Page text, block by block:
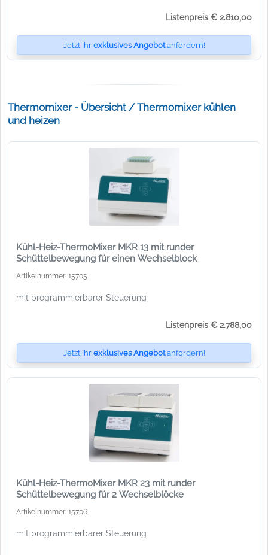
Listenpreis € 2.810,00
Jetzt Ihr exklusives Angebotanfordern!
Thermomixer - Übersicht / Thermomixer kühlen
und heizen
Kühl-Heiz-ThermoMixer MKR 13 mit runder
Schüttelbewegung für einen Wechselblock
Artikelnummer: 15705
mit programmierbarer Steuerung
Listenpreis € 2.788,00
Jetzt Ihr exklusives Angebotanfordern!
Kühl-Heiz-ThermoMixer MKR 23 mit runder
Schüttelbewegung für 2 Wechselblöcke
Artikelnummer: 15706
mit programmierbarer Steuerung